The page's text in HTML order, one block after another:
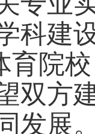
科建
育院
双方
发展